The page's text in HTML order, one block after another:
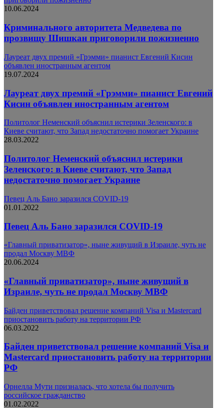
10.06.2024
Криминального авторитета Медведева по
прозвищу Шишкан приговорили пожизненно
Лауреат двух премий «Грэмми» пианист Евгений Кисин
объявлен иностранным агентом
19.07.2024
Лауреат двух премий «Грэмми» пианист Евгений
Кисин объявлен иностранным агентом
Политолог Неменский объяснил истерики Зеленского: в
Киеве считают, что Запад недостаточно помогает Украине
28.03.2022
Политолог Неменский объяснил истерики
Зеленского: в Киеве считают, что Запад
недостаточно помогает Украине
Певец Аль Бано заразился COVID-19
01.01.2022
Певец Аль Бано заразился COVID-19
«Главный приватизатор», ныне живущий в Израиле, чуть не
продал Москву МВФ
20.06.2024
«Главный приватизатор», ныне живущий в
Израиле, чуть не продал Москву МВФ
Байден приветствовал решение компаний Visa и Mastercard
приостановить работу на территории РФ
06.03.2022
Байден приветствовал решение компаний Visa и
Mastercard приостановить работу на территории
РФ
Орнелла Мути призналась, что хотела бы получить
российское гражданство
01.02.2022